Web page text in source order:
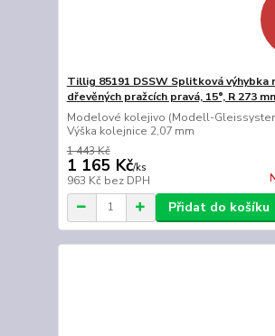
Tillig 85191 DSSW Splitková výhybka
dřevěných pražcích pravá, 15°, R 273
Modelové kolejivo (Modell-
Výška kolejnice 2,07 mm
1 443 Kč
1 165 Kč/ks
963 Kč bez DPH
Přidat do košíku